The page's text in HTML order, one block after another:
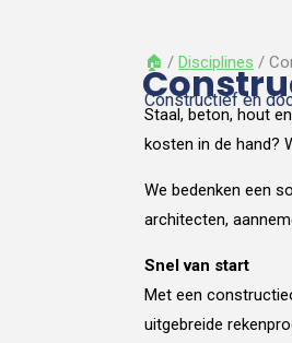
🏠︎ / Disciplines /
Constructief en
Staal, beton, hout
kosten in de hand?
We bedenken een
architecten,
Snel van start
Met een
uitgebreide